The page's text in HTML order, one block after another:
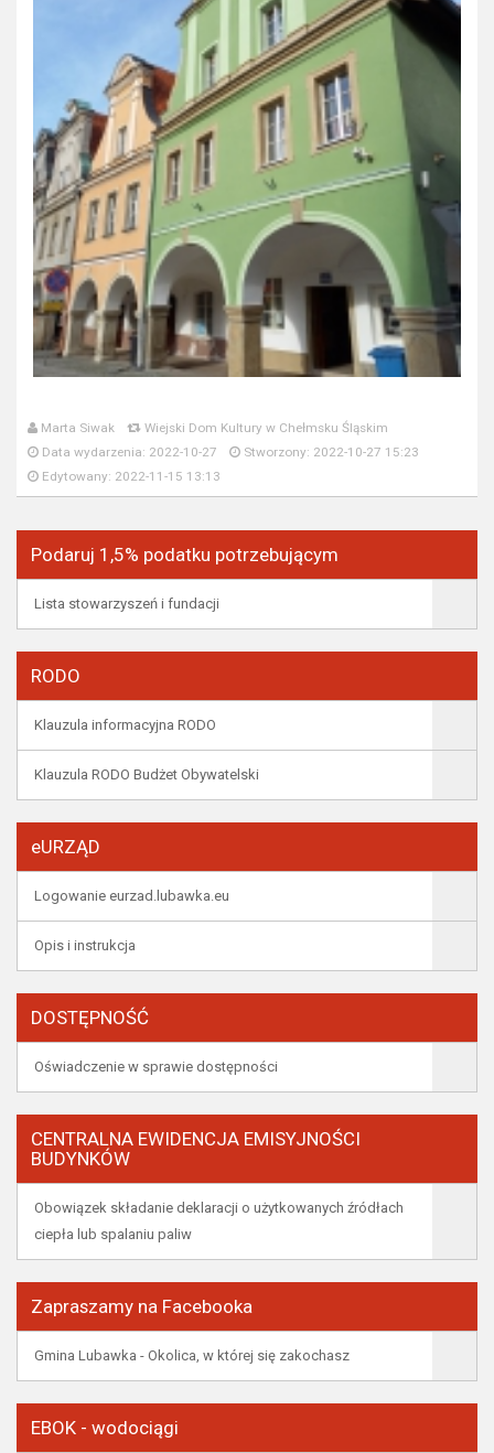
Marta Siwak
Wiejski Dom Kultury w Chełmsku Śląskim
Data wydarzenia: 2022-10-27
Stworzony: 2022-10-27 15:23
Edytowany: 2022-11-15 13:13
Podaruj 1,5% podatku potrzebującym
Lista stowarzyszeń i fundacji
RODO
Klauzula informacyjna RODO
Klauzula RODO Budżet Obywatelski
eURZĄD
Logowanie eurzad.lubawka.eu
Opis i instrukcja
DOSTĘPNOŚĆ
Oświadczenie w sprawie dostępności
CENTRALNA EWIDENCJA EMISYJNOŚCI
BUDYNKÓW
Obowiązek składanie deklaracji o użytkowanych źródłach
ciepła lub spalaniu paliw
Zapraszamy na Facebooka
Gmina Lubawka - Okolica, w której się zakochasz
EBOK - wodociągi